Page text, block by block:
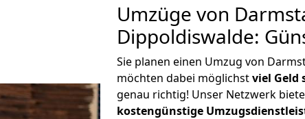
Umzüge von
Dippoldiswalde:
Sie planen einen Umzug von
möchten dabei möglichstviel Geld
genau richtig! Unser Netzwerk
kostengünstige